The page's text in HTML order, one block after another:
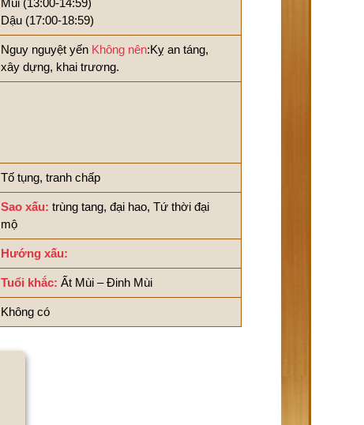
Mùi (13:00-14:59)
Dậu (17:00-18:59)
Nguy nguyệt yến Không nên:Kỵ an táng,
xây dựng, khai trương.
Tố tụng, tranh chấp
Sao xấu: trùng tang, đại hao, Tứ thời đại
mộ
Hướng xấu:
Tuổi khắc: Ất Mùi – Đinh Mùi
Không có